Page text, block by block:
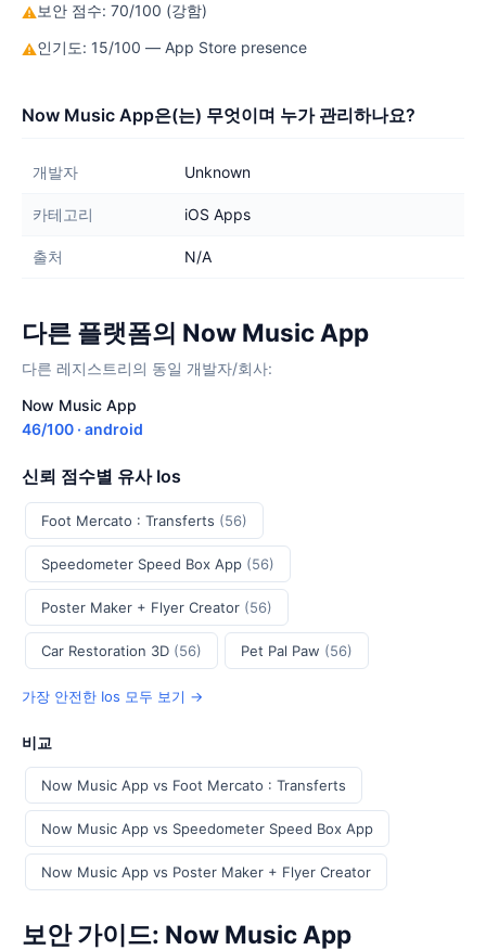
⚠보안 점수: 70/100 (강함)
⚠인기도: 15/100 — App Store presence
Now Music App은(는) 무엇이며 누가 관리하나요?
개발자 Unknown
카테고리 iOS Apps
출처 N/A
다른 플랫폼의 Now Music App
다른 레지스트리의 동일 개발자/회사:
Now Music App
46/100 · android
신뢰 점수별 유사 Ios
Foot Mercato : Transferts (56)
Speedometer Speed Box App (56)
Poster Maker + Flyer Creator (56)
Car Restoration 3D (56) Pet Pal Paw (56)
가장 안전한 Ios 모두 보기 →
비교
Now Music App vs Foot Mercato : Transferts
Now Music App vs Speedometer Speed Box App
Now Music App vs Poster Maker + Flyer Creator
보안 가이드: Now Music App